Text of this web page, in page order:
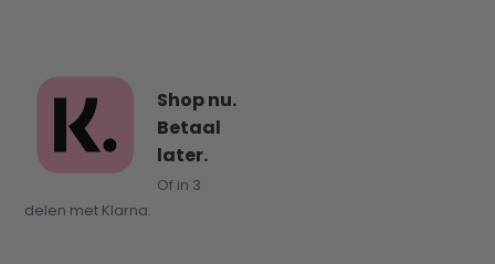
Shop nu.
Betaal
later.
Of in 3
delen met Klarna.